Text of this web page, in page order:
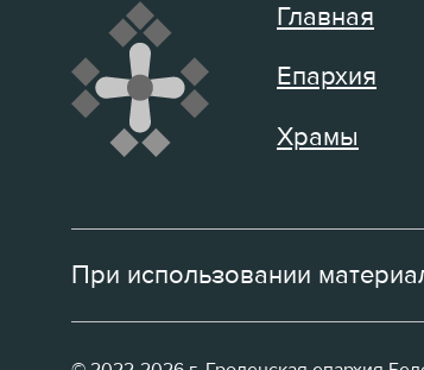
Главная
Епархия
Храмы
При использовании